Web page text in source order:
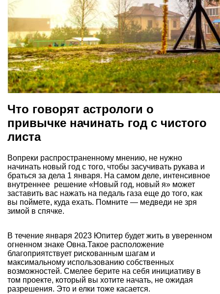
Что говорят астрологи о
привычке начинать год с чистого
листа
Вопреки распространенному мнению, не нужно
начинать новый год с того, чтобы засучивать рукава и
браться за дела 1 января. На самом деле, интенсивное
внутреннее решение «Новый год, новый я» может
заставить вас нажать на педаль газа еще до того, как
вы поймете, куда ехать. Помните — медведи не зря
зимой в спячке.
В течение января 2023 Юпитер будет жить в уверенном
огненном знаке Овна.Такое расположение
благоприятствует рискованным шагам и
максимальному использованию собственных
возможностей. Смелее берите на себя инициативу в
том проекте, который вы хотите начать, не ожидая
разрешения. Это и елки тоже касается.